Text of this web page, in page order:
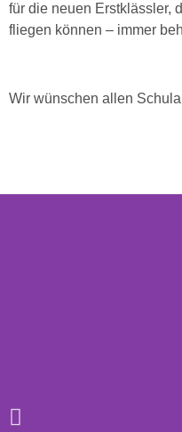
für die neuen Erstklässler,
fliegen können – immer
Wir wünschen allen